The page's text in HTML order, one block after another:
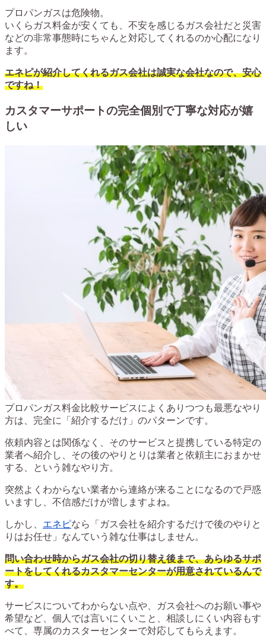
プロパンガスは危険物。
いくらガス料金が安くても、不安を感じるガス会社だと災害
などの非常事態時にちゃんと対応してくれるのか心配になり
ます。
エネピが紹介してくれるガス会社は誠実な会社なので、安心
ですね！
カスタマーサポートの完全個別で丁寧な対応が嬉
しい
プロパンガス料金比較サービスによくありつつも最悪なやり
方は、完全に「紹介するだけ」のパターンです。
依頼内容とは関係なく、そのサービスと提携している特定の
業者へ紹介し、その後のやりとりは業者と依頼主におまかせ
する、という雑なやり方。
突然よくわからない業者から連絡が来ることになるので戸惑
いますし、不信感だけが増しますよね。
しかし、 エネピなら「ガス会社を紹介するだけで後のやりと
りはお任せ」なんていう雑な仕事はしません。
問い合わせ時からガス会社の切り替え後まで、あらゆるサポ
ートをしてくれるカスタマーセンターが用意されているんで
す。
サービスについてわからない点や、ガス会社へのお願い事や
希望など、個人では言いにくいこと、相談しにくい内容もす
べて、専属のカスターセンターで対応してもらえます。